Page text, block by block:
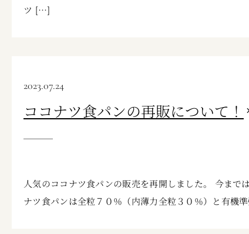
ツ […]
2023.07.24
ココナツ食パンの再販について！
人気のココナツ食パンの販売を再開しました。 今ま
ナツ食パンは全粒７０％（内薄力全粒３０％）と有